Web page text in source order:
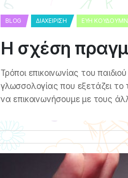
BLOG ΔΙΑΧΕΊΡΙΣΗ ΕΎΗ
Η σχέση
Τρόποι επικοινωνίας του
γλωσσολογίας που εξετάζει το
να επικοινωνήσουμε με τους